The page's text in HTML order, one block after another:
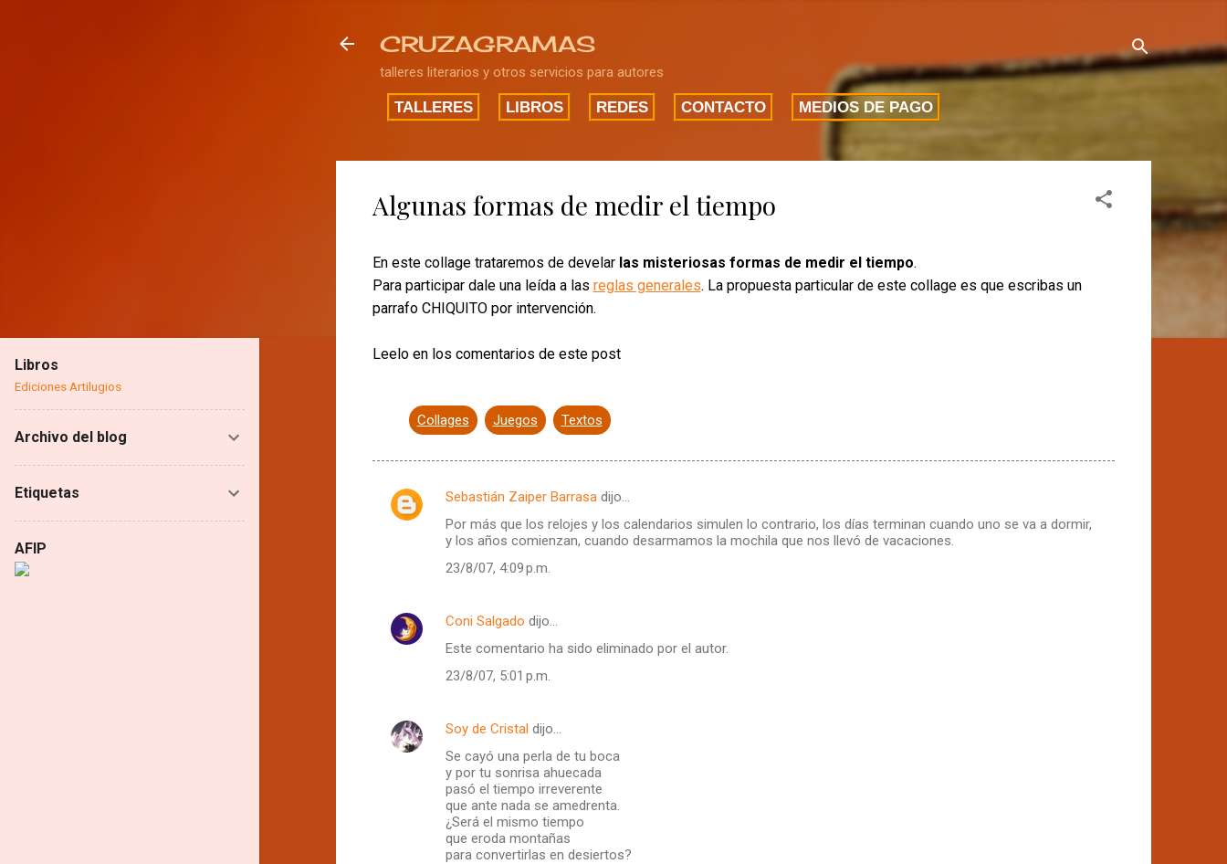
CRUZAGRAMAS
talleres literarios y otros servicios para autores
TALLERES LIBROS REDES CONTACTO MEDIOS DE PAGO
Algunas formas de medir el tiempo
En este collage trataremos de develar las misteriosas formas de medir el tiempo.
Para participar dale una leída a las reglas generales. La propuesta particular de este collage es que escribas un
parrafo CHIQUITO por intervención.
Leelo en los comentarios de este post
Collages Juegos Textos
C
t
o
Sebastián Zaiper Barrasadijo…
Por más que los relojes y los calendarios simulen lo contrario, los días terminan cuando uno se va a dormir,
y los años comienzan, cuando desarmamos la mochila que nos llevó de vacaciones.
23/8/07, 4:09 p.m.
Coni Salgado dijo…
Este comentario ha sido eliminado por el autor.
23/8/07, 5:01 p.m.
Soy de Cristal dijo…
Se cayó una perla de tu boca
y por tu sonrisa ahuecada
pasó el tiempo irreverente
que ante nada se amedrenta.
¿Será el mismo tiempo
que eroda montañas
para convertirlas en desiertos?
Libros
Ediciones Artilugios
Archivo del blog
Etiquetas
AFIP